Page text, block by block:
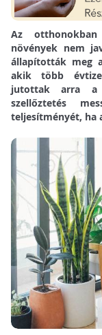
Az
növények nem
állapították meg
akik több
jutottak arra a
szellőztetés
teljesítményét, ha